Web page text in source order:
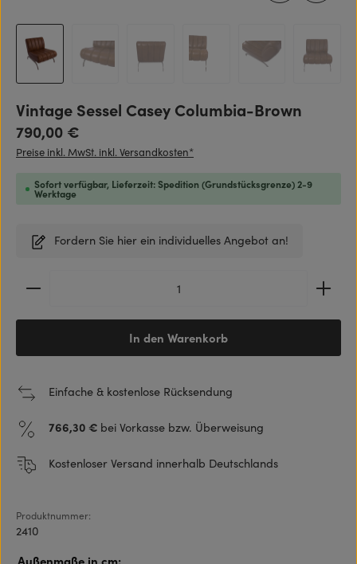
Vintage Sessel Casey Columbia-Brown
Regulärer Preis:
790,00 €
Preise inkl. MwSt. inkl. Versandkosten*
Sofort verfügbar, Lieferzeit: Spedition (Grundstücksgrenze) 2-9
Werktage
Fordern Sie hier ein individuelles Angebot an!
Produkt Anzahl: Gib den gewünschten Wert ein
In den Warenkorb
Einfache & kostenlose Rücksendung
766,30 € bei Vorkasse bzw. Überweisung
Kostenloser Versand innerhalb Deutschlands
Produktnummer:
2410